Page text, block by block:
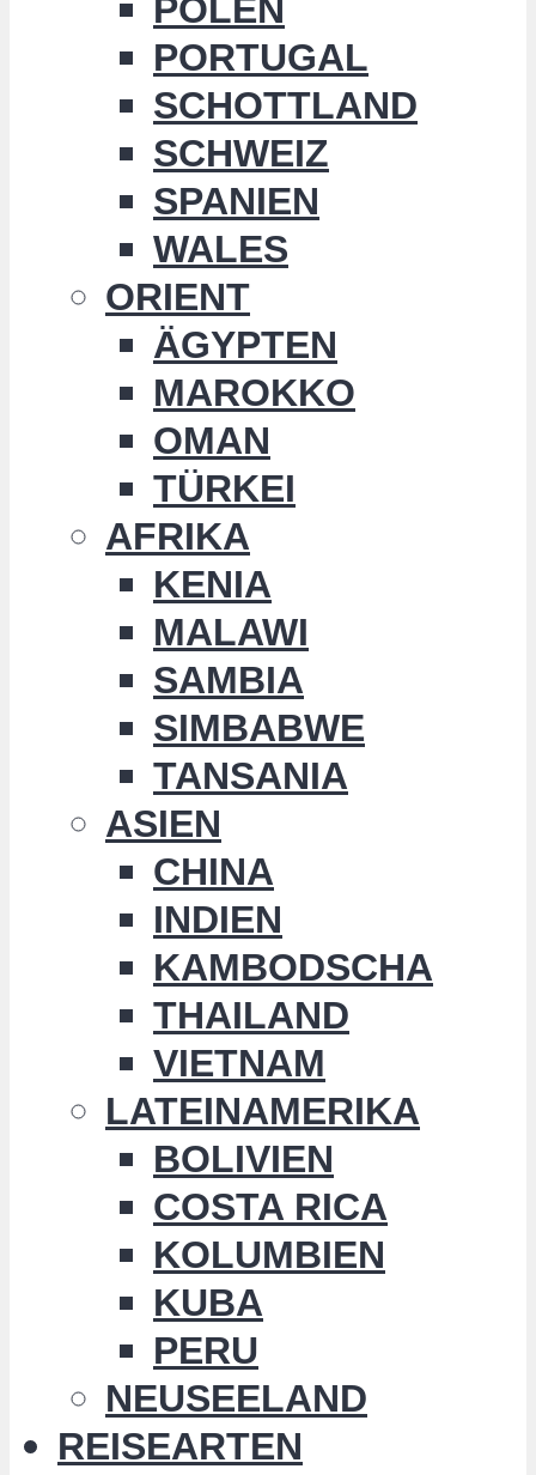
POLEN
PORTUGAL
SCHOTTLAND
SCHWEIZ
SPANIEN
WALES
ORIENT
ÄGYPTEN
MAROKKO
OMAN
TÜRKEI
AFRIKA
KENIA
MALAWI
SAMBIA
SIMBABWE
TANSANIA
ASIEN
CHINA
INDIEN
KAMBODSCHA
THAILAND
VIETNAM
LATEINAMERIKA
BOLIVIEN
COSTA RICA
KOLUMBIEN
KUBA
PERU
NEUSEELAND
REISEARTEN